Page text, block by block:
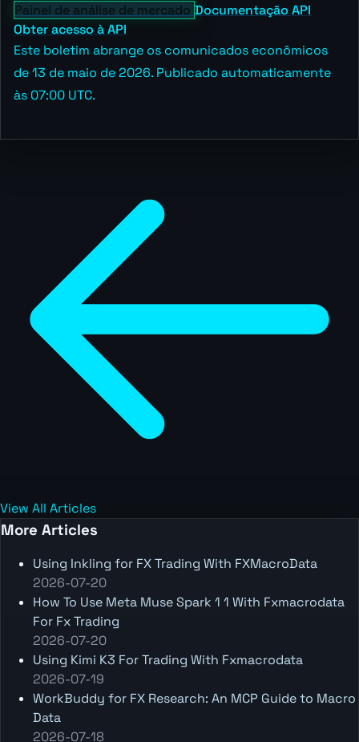
Painel de análise de mercado Documentação API
Obter acesso à API
Este boletim abrange os comunicados econômicos
de 13 de maio de 2026. Publicado automaticamente
às 07:00 UTC.
View All Articles
More Articles
Using Inkling for FX Trading With FXMacroData
2026-07-20
How To Use Meta Muse Spark 1 1 With Fxmacrodata
For Fx Trading
2026-07-20
Using Kimi K3 For Trading With Fxmacrodata
2026-07-19
WorkBuddy for FX Research: An MCP Guide to Macro
Data
2026-07-18